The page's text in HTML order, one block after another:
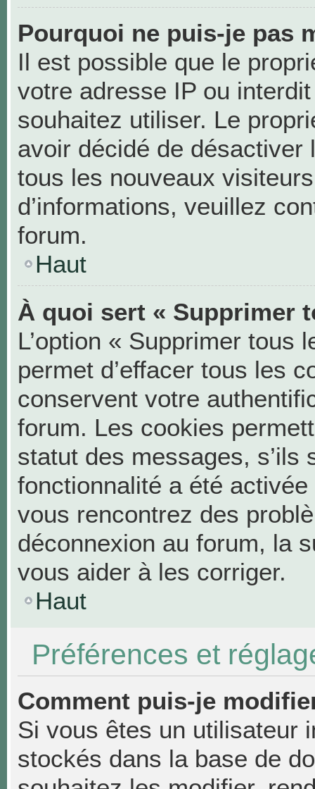
Pourquoi ne puis-je pas
Il est possible que le
votre adresse IP ou
souhaitez utiliser. Le
avoir décidé de désactiver
tous les nouveaux
d’informations, veuillez
forum.
Haut
À quoi sert « Supprimer
L’option « Supprimer tous
permet d’effacer tous les
conservent votre
forum. Les cookies
statut des messages,
fonctionnalité a été
vous rencontrez des
déconnexion au forum, la
vous aider à les corriger.
Haut
Préférences et
Comment puis-je
Si vous êtes un utilisateur
stockés dans la base de